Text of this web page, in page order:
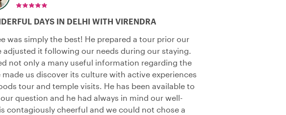
DAYS IN DELHI WITH VIRENDRA
was simply the best! He prepared a tour prior our
adjusted it following our needs during our staying.
not only a many useful information regarding the
us discover its culture with active experiences
tour and temple visits. He has been available to
question and he had always in mind our well-
contagiously cheerful and we could not chose a